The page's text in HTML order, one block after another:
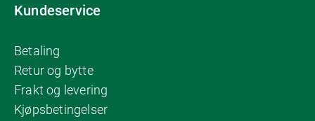
Kundeservice
Betaling
Retur og bytte
Frakt og levering
Kjøpsbetingelser